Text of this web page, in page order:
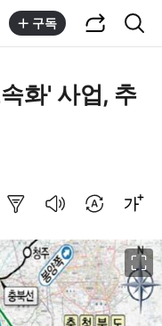
구독
화' 사업, 추